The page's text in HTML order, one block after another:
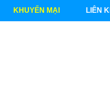
KHUYẾN MẠI LIÊN